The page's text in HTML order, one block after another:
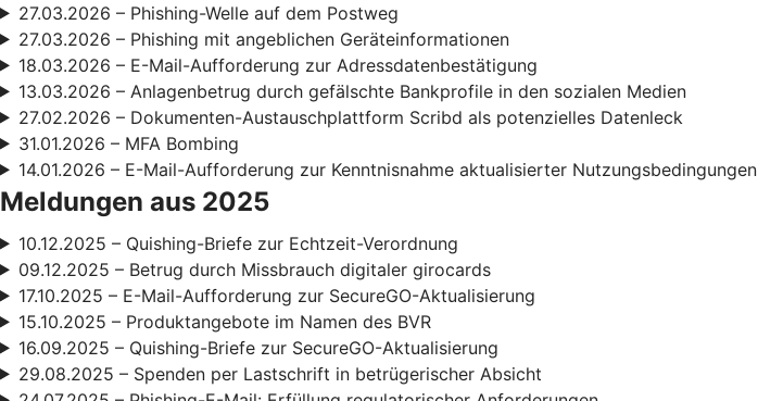
27.03.2026 – Phishing-Welle auf dem Postweg
27.03.2026 – Phishing mit angeblichen Geräteinformationen
18.03.2026 – E-Mail-Aufforderung zur Adressdatenbestätigung
13.03.2026 – Anlagenbetrug durch gefälschte Bankprofile in den sozialen Medien
27.02.2026 – Dokumenten-Austauschplattform Scribd als potenzielles Datenleck
31.01.2026 – MFA Bombing
14.01.2026 – E-Mail-Aufforderung zur Kenntnisnahme aktualisierter Nutzungsbedingungen
Meldungen aus 2025
10.12.2025 – Quishing-Briefe zur Echtzeit-Verordnung
09.12.2025 – Betrug durch Missbrauch digitaler girocards
17.10.2025 – E-Mail-Aufforderung zur SecureGO-Aktualisierung
15.10.2025 – Produktangebote im Namen des BVR
16.09.2025 – Quishing-Briefe zur SecureGO-Aktualisierung
29.08.2025 – Spenden per Lastschrift in betrügerischer Absicht